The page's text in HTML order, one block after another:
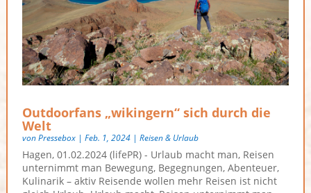
Outdoorfans „wikingern“ sich durch die
Welt
vonPressebox |Feb. 1, 2024 |Reisen & Urlaub
Hagen, 01.02.2024 (lifePR) - Urlaub macht man, Reisen
unternimmt man Bewegung, Begegnungen, Abenteuer,
Kulinarik – aktiv Reisende wollen mehr Reisen ist nicht